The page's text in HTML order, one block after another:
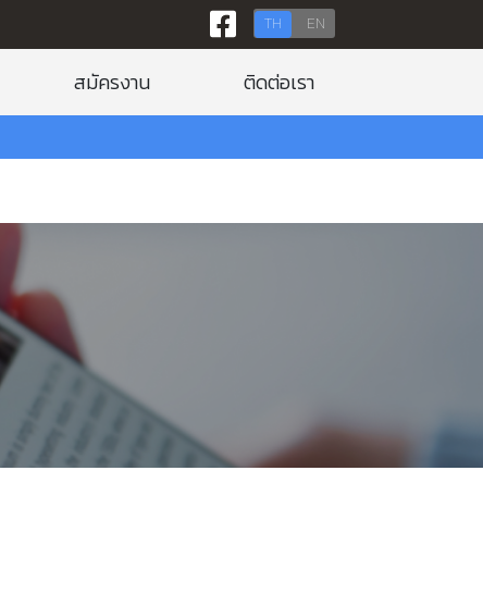
TH EN
สมัครงาน ติดต่อเรา